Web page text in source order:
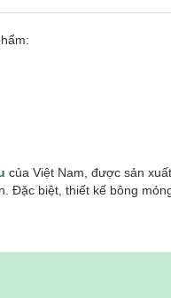
của Việt Nam, được sản
Đặc biệt, thiết kế bông